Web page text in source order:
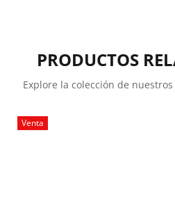
PRODUCTOS
Explore la colección de
Venta